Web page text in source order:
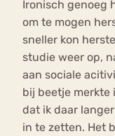
Ironisch genoeg
om te mogen
sneller kon
studie weer op,
aan sociale
bij beetje merkte
dat ik daar
in te zetten. Het